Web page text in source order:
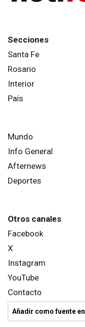
Secciones
Santa Fe
Rosario
Interior
País
Mundo
Info General
Afternews
Deportes
Otros canales
Facebook
X
Instagram
YouTube
Contacto
Añadir como fuente en